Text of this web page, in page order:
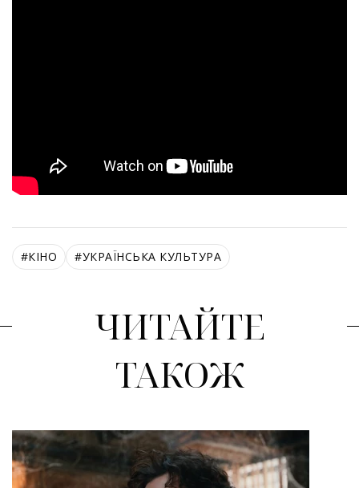
#КІНО #УКРАЇНСЬКА КУЛЬТУРА
ЧИТАЙТЕ
ТАКОЖ